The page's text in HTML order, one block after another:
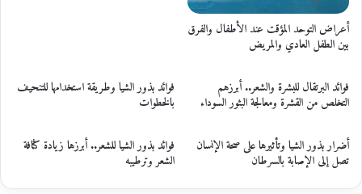
أعراض التوحد المؤقت عند الأطفال والفرق
بين الطفل العادي والمريض
فوائد البرتقال للبشرة والشعر.. أبرزهم
التخلص من القشرة ومعالجة البثور السوداء
فوائد بذور الشيا وطريقة استخدامها للتنحيف
بالخطوات
أضرار بذور الشيا وتأثيرها على صحة الإنسان
تصل إلى الإصابة بالسرطان
فوائد بذور الشيا للشعر.. أبرزها زيادة كثافة
الشعر وترطيبه